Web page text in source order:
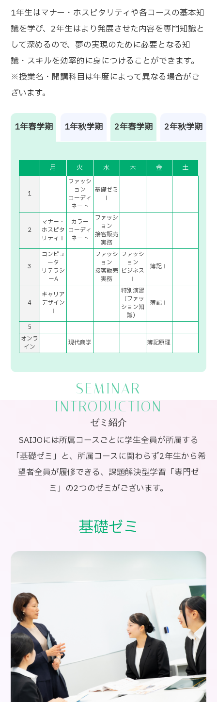
1年生はマナー・ホスピタリティや各コースの基本知
識を学び、2年生はより発展させた内容を専門知識と
して深めるので、夢の実現のために必要となる知
識・スキルを効率的に身につけることができます。
※授業名・開講科目は年度によって異なる場合がご
ざいます。
1年春学期 1年秋学期 2年春学期 2年秋学期
月 火 水 木 金 土
1
ファッシ
ョン
コーディ
ネート
基礎ゼミ
Ⅰ
2
マナー・
ホスピタ
リティⅠ
カラー
コーディ
ネート
ファッシ
ョン
接客販売
実務
3
コンピュ
ータ
リテラシ
ーA
ファッシ
ョン
接客販売
実務
ファッシ
ョン
ビジネス
Ⅰ
簿記Ⅰ
4
キャリア
デザイン
Ⅰ
特別演習
（ファッ
ション知
識）
簿記Ⅰ
5
オンラ
イン
現代商学 簿記原理
SEMINAR
INTRODUCTION
ゼミ紹介
SAIJOには所属コースごとに学生全員が所属する
「基礎ゼミ」と、所属コースに関わらず2年生から希
望者全員が履修できる、課題解決型学習「専門ゼ
ミ」の2つのゼミがございます。
基礎ゼミ